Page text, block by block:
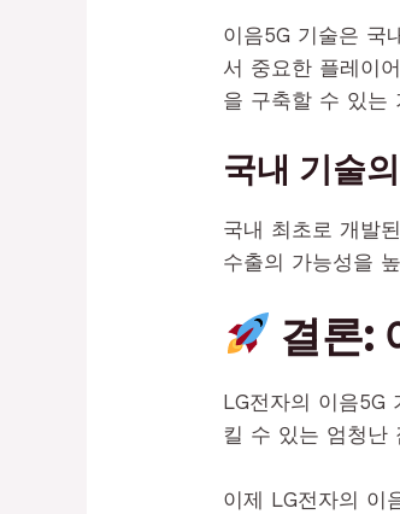
이음5G 기술은 국
서 중요한 플레이
을 구축할 수 있는
국내 기술
국내 최초로 개발
수출의 가능성을
결론:
LG전자의 이음5G
킬 수 있는 엄청난
이제 LG전자의 이